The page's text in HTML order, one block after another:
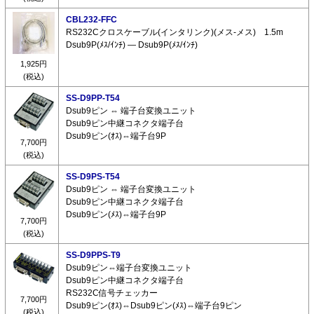
1,925円
(税込)
CBL232-FFC
RS232Cクロスケーブル(インタリンク)(メス-メス) 1.5m
Dsub9P(ﾒｽ/ｲﾝﾁ) ― Dsub9P(ﾒｽ/ｲﾝﾁ)
7,700円
(税込)
SS-D9PP-T54
Dsub9ピン ⇔ 端子台変換ユニット
Dsub9ピン中継コネクタ端子台
Dsub9ピン(ｵｽ)⇔端子台9P
7,700円
(税込)
SS-D9PS-T54
Dsub9ピン ⇔ 端子台変換ユニット
Dsub9ピン中継コネクタ端子台
Dsub9ピン(ﾒｽ)⇔端子台9P
7,700円
(税込)
SS-D9PPS-T9
Dsub9ピン⇔端子台変換ユニット
Dsub9ピン中継コネクタ端子台
RS232C信号チェッカー
Dsub9ピン(ｵｽ)⇔Dsub9ピン(ﾒｽ)⇔端子台9ピン